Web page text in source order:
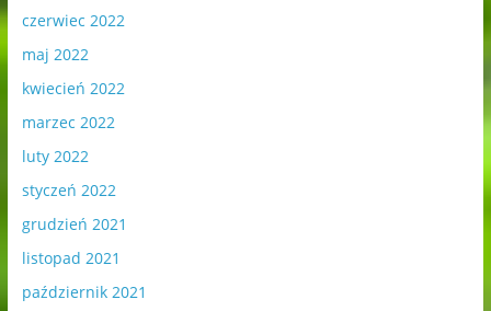
czerwiec 2022
maj 2022
kwiecień 2022
marzec 2022
luty 2022
styczeń 2022
grudzień 2021
listopad 2021
październik 2021